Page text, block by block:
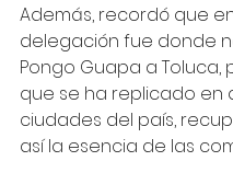
Además, recordó que
delegación fue donde
Pongo Guapa a Toluca,
que se ha replicado en
ciudades del país,
así la esencia de las